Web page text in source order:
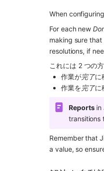
When
For each new
making sure that
resolutions, if
これには 2 つの
作業が完了に
作業を完了に
Reports in
transitions
Remember that
a value, so